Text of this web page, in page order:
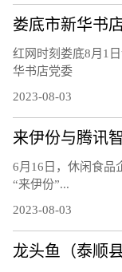
红网时刻娄底8月1
华书店党委
2023-08-03
6月16日，休闲食品
“来伊份”...
2023-08-03
龙头鱼（泰顺